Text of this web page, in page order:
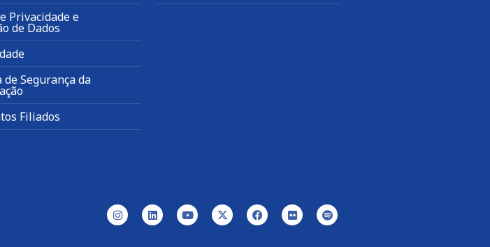
Privacidade e
de Dados
de Segurança da
Filiados